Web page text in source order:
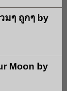
มๆ ถูกๆ by
Moon by